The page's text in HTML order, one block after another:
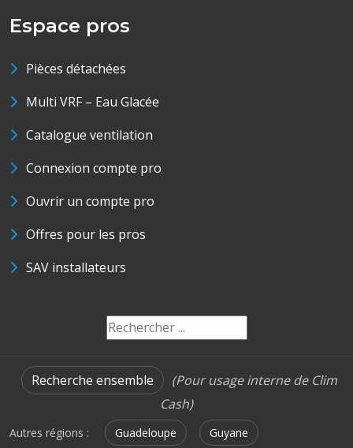
Espace pros
Pièces détachées
Multi VRF – Eau Glacée
Catalogue ventilation
Connexion compte pro
Ouvrir un compte pro
Offres pour les pros
SAV installateurs
Recherche ensemble
(Pour usage interne de Clim
Cash)
Autres régions : Guadeloupe Guyane